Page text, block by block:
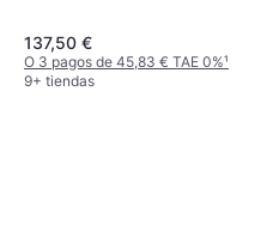
137,50 €
O 3 pagos de 45,83 € TAE 0%¹
9+ tiendas